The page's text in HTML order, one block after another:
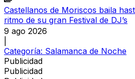
Castellanos de Moriscos baila
ritmo de su gran Festival de DJ’s
9 ago 2026
Categoría: Salamanca de Noche
Publicidad
Publicidad